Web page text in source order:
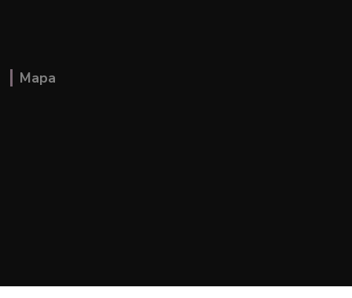
Mapa